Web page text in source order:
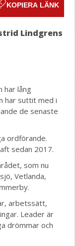
KOPIERA LÄNK
Lindgrens
har lång
har suttit med i
de senaste
ordförande.
sedan 2017.
som nu
Vetlanda,
arbetssätt,
Leader är
drömmar och